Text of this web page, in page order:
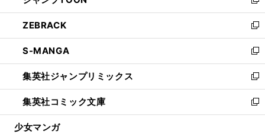
開
く
ウ
で
開
く
ン
ド
ウ
で
開
く
ウ
ィ
ン
ド
ウ
で
開
く
新
し
い
ウ
ィ
ン
ド
ウ
で
開
ZEBRACK
新
し
い
ウ
ィ
ン
ド
ウ
S-MANGA
新
し
い
ウ
ィ
ン
集英社ジャンプリミックス
新
し
い
ウ
集英社コミック文庫
新
し
少女マンガ